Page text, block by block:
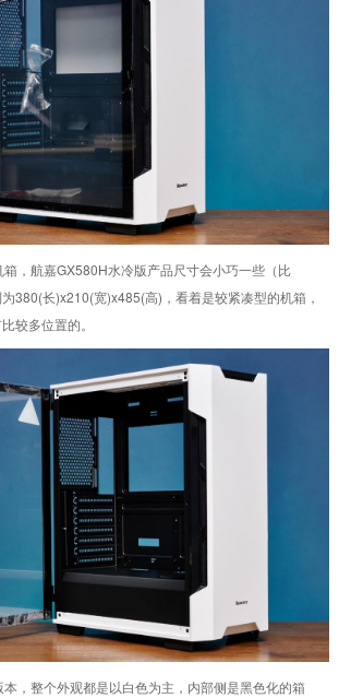
，航嘉GX580H水冷版产品尺寸会小巧一些（比
380(长)x210(宽)x485(高)，看着是较紧凑型的机箱，
较多位置的。
，整个外观都是以白色为主，内部侧是黑色化的箱